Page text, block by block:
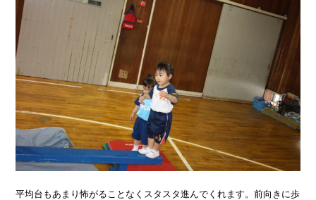
平均台もあまり怖がることなくスタスタ進んでくれます。前向きに歩